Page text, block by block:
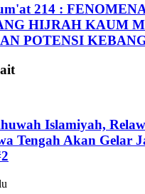
214 :
HIJRAH KAUM
POTENSI
Islamiyah,
Tengah Akan Gelar